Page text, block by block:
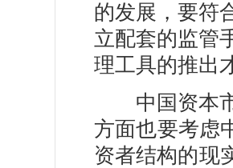
的发展，要符
立配套的监管
理工具的推出
中国资本市
方面也要考虑
资者结构的现